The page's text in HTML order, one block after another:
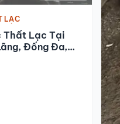
LẠC
Thất Lạc Tại
Đống Đa,